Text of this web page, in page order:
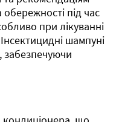
під час
при лікуванні
шампуні
забезпечуючи